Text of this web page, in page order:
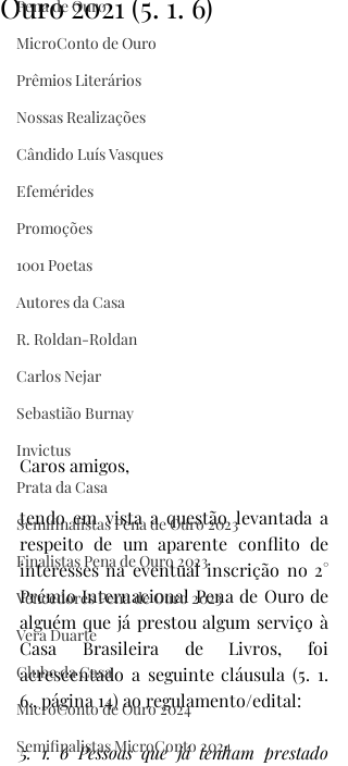
Pena de Ouro
MicroConto de Ouro
Prêmios Literários
Nossas Realizações
Cândido Luís Vasques
Efemérides
Promoções
1001 Poetas
Autores da Casa
R. Roldan-Roldan
Carlos Nejar
Sebastião Burnay
Invictus
Prata da Casa
Semifinalistas Pena de Ouro 2023
Finalistas Pena de Ouro 2023
Vencedores Pena de Ouro 2023
Vera Duarte
Clube da Casa
MicroConto de Ouro 2024
Semifinalistas MicroConto 2024
Caros amigos,
tendo em vista a questão levantada a
respeito de um aparente conflito de
interesses na eventual inscrição no 2°
Prémio Internacional Pena de Ouro de
alguém que já prestou algum serviço à
Casa Brasileira de Livros, foi
acrescentado a seguinte cláusula (5. 1.
6., página 14) ao regulamento/edital:
5. 1. 6 Pessoas que já tenham prestado